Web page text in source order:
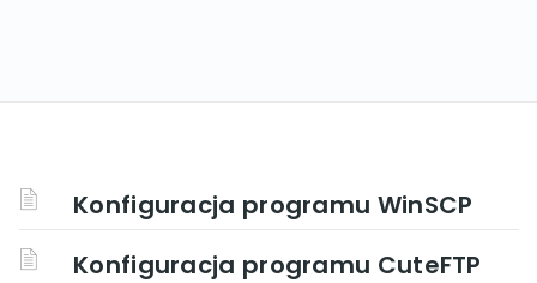
Konfiguracja programu WinSCP
Konfiguracja programu CuteFTP